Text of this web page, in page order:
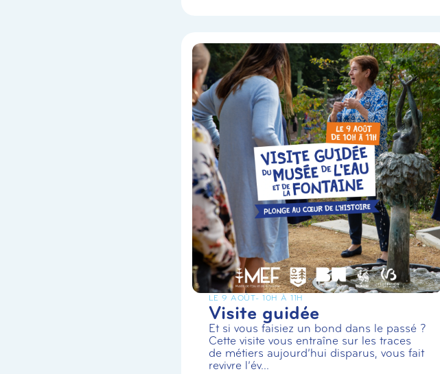
LE 9 AOÛT- 10H À 11H
Visite guidée
Et si vous faisiez un bond dans le passé ?
Cette visite vous entraîne sur les traces
de métiers aujourd’hui disparus, vous fait
revivre l’év...